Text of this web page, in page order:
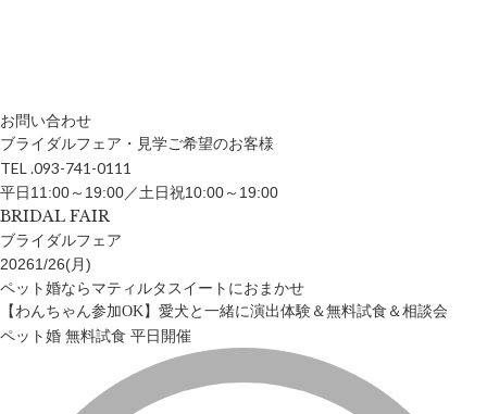
お問い合わせ
ブライダルフェア・見学ご希望のお客様
TEL .093-741-0111
平日11:00～19:00／土日祝10:00～19:00
BRIDAL FAIR
ブライダルフェア
20261/26(月)
ペット婚ならマティルタスイートにおまかせ
【わんちゃん参加OK】愛犬と一緒に演出体験＆無料試食＆相談会
ペット婚 無料試食 平日開催